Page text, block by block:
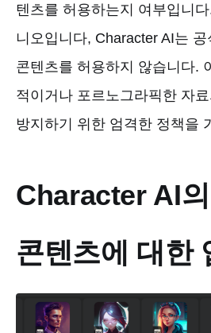
텐츠를 허용하는지 여부입니
니오입니다, Character AI는
콘텐츠를 허용하지 않습니다.
적이거나 포르노그라픽한 자
방지하기 위한 엄격한 정책을
Character AI
콘텐츠에 대한